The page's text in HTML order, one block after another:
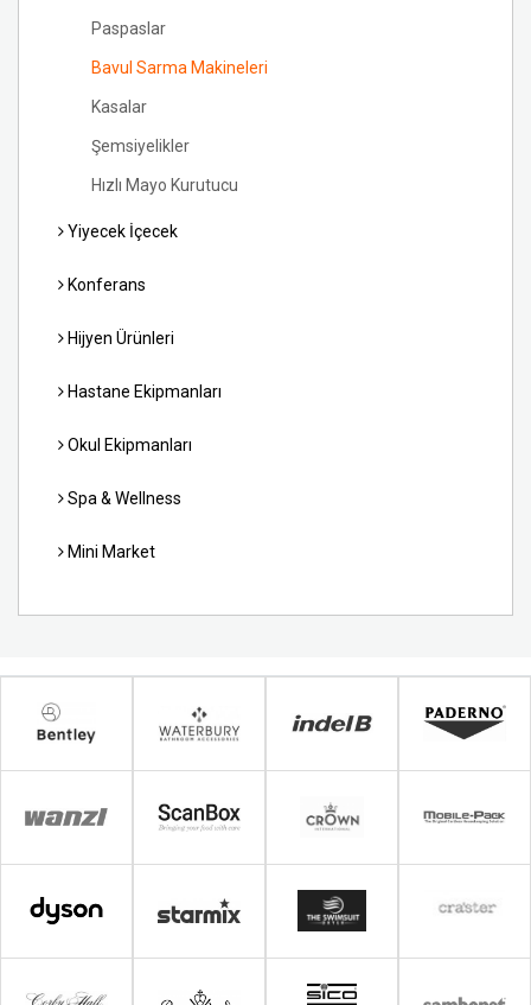
Paspaslar
Bavul Sarma Makineleri
Kasalar
Şemsiyelikler
Hızlı Mayo Kurutucu
Yiyecek İçecek
Konferans
Hijyen Ürünleri
Hastane Ekipmanları
Okul Ekipmanları
Spa & Wellness
Mini Market